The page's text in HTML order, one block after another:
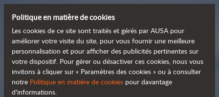
Découvrez notre large
gamme de produits
Politique en matière de cookies
Les cookies de ce site sont traités et gérés par AUSA pour
améliorer votre visite du site, pour vous fournir une meilleure
personnalisation et pour afficher des publicités pertinentes sur
votre dispositif. Pour gérer ou désactiver ces cookies, nous vous
invitons à cliquer sur « Paramètres des cookies » ou à consulter
notre Politique en matière de cookies pour davantage
d'informations.